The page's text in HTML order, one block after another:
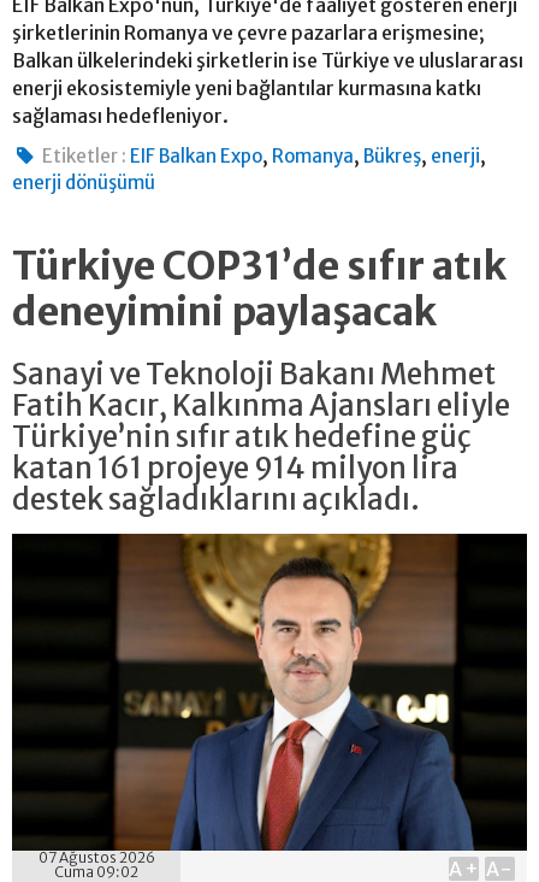
şirketlerinin Romanya ve çevre pazarlara erişmesine;
Balkan ülkelerindeki şirketlerin ise Türkiye ve uluslararası
enerji ekosistemiyle yeni bağlantılar kurmasına katkı
sağlaması hedefleniyor.
Etiketler : EIF Balkan Expo, Romanya, Bükreş, enerji,
enerji dönüşümü
Türkiye COP31’de sıfır atık
deneyimini paylaşacak
Sanayi ve Teknoloji Bakanı Mehmet
Fatih Kacır, Kalkınma Ajansları eliyle
Türkiye’nin sıfır atık hedefine güç
katan 161 projeye 914 milyon lira
destek sağladıklarını açıkladı.
07 Ağustos 2026
Cuma 09:02
A+ A-